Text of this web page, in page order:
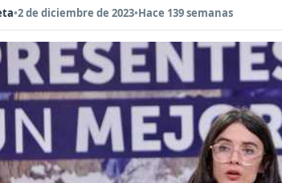
•2 de diciembre de 2023•Hace 139 semanas